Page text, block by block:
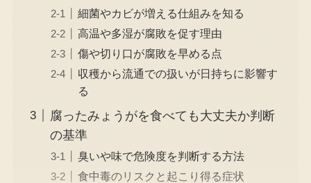
細菌やカビが増える仕組みを知る
高温や多湿が腐敗を促す理由
傷や切り口が腐敗を早める点
収穫から流通での扱いが日持ちに影響す
る
腐ったみょうがを食べても大丈夫か判断
の基準
臭いや味で危険度を判断する方法
食中毒のリスクと起こり得る症状